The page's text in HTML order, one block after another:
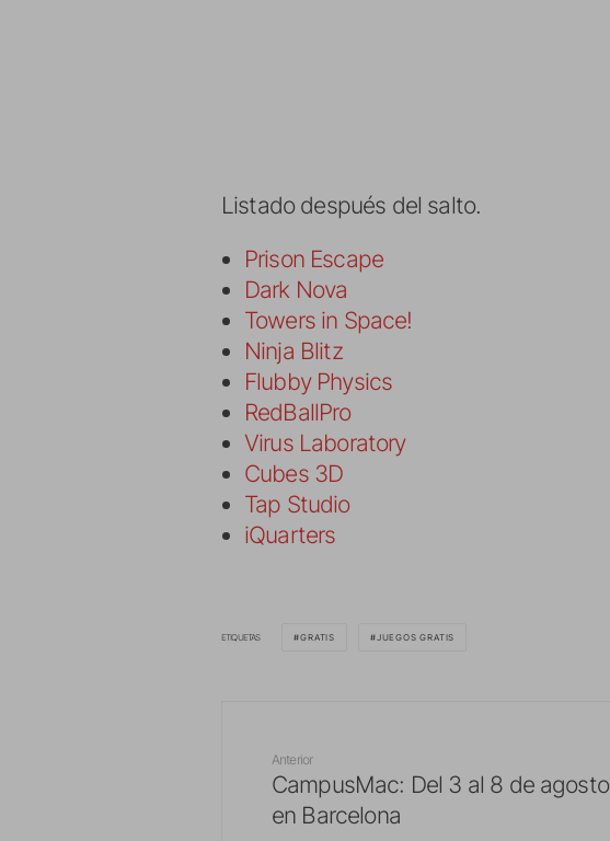
Listado después del salto.
Prison Escape
Dark Nova
Towers in Space!
Ninja Blitz
Flubby Physics
RedBallPro
Virus Laboratory
Cubes 3D
Tap Studio
iQuarters
ETIQUETAS GRATIS JUEGOS GRATIS
Anterior
CampusMac: Del 3 al 8 de agosto
en Barcelona